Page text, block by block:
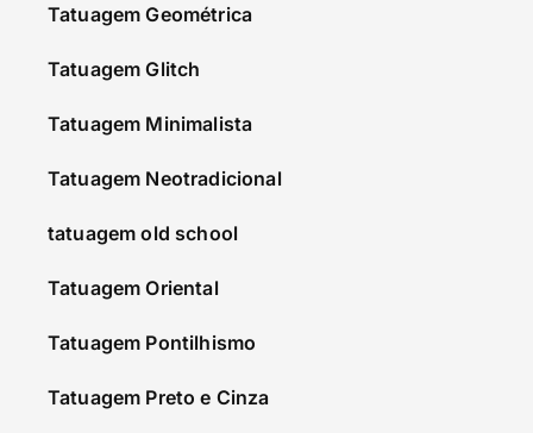
Tatuagem Geométrica
Tatuagem Glitch
Tatuagem Minimalista
Tatuagem Neotradicional
tatuagem old school
Tatuagem Oriental
Tatuagem Pontilhismo
Tatuagem Preto e Cinza